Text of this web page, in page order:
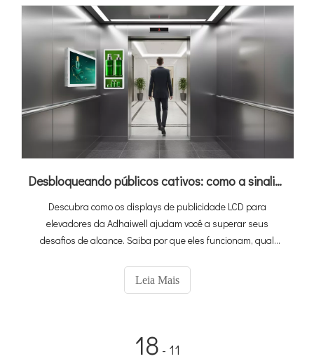
Desbloqueando públicos cativos: como a sinalização digital de elevador da Adhaiwell transforma elevadores em máquinas de receita
Descubra como os displays de publicidade LCD para
elevadores da Adhaiwell ajudam você a superar seus
desafios de alcance. Saiba por que eles funcionam, qual
Signage – ideal para escritórios, hotéis e apartamentos.
Leia Mais
18 - 11